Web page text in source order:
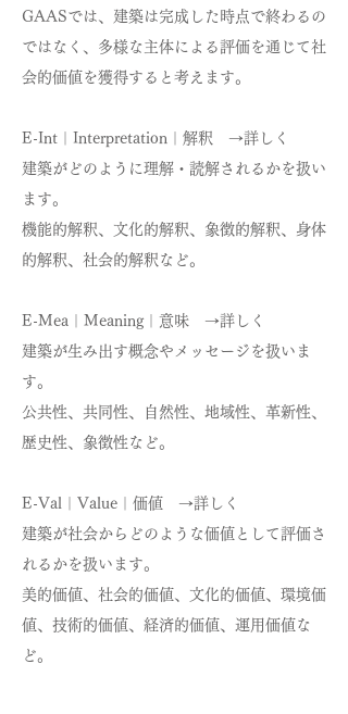
GAASでは、建築は完成した時点で終わるの
ではなく、多様な主体による評価を通じて社
会的価値を獲得すると考えます。
E-Int｜Interpretation｜解釈 →詳しく
建築がどのように理解・読解されるかを扱い
ます。
機能的解釈、文化的解釈、象徴的解釈、身体
的解釈、社会的解釈など。
E-Mea｜Meaning｜意味 →詳しく
建築が生み出す概念やメッセージを扱いま
す。
公共性、共同性、自然性、地域性、革新性、
歴史性、象徴性など。
E-Val｜Value｜価値 →詳しく
建築が社会からどのような価値として評価さ
れるかを扱います。
美的価値、社会的価値、文化的価値、環境価
値、技術的価値、経済的価値、運用価値な
ど。